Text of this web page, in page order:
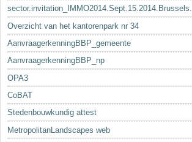
sector.invitation_IMMO2014.Sept.15.2014.Brussels.
Overzicht van het kantorenpark nr 34
AanvraagerkenningBBP_gemeente
AanvraagerkenningBBP_np
OPA3
CoBAT
Stedenbouwkundig attest
MetropolitanLandscapes web